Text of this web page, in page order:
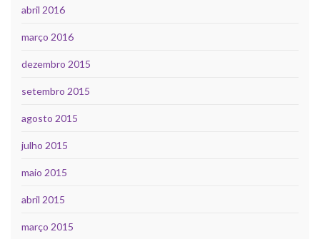
abril 2016
março 2016
dezembro 2015
setembro 2015
agosto 2015
julho 2015
maio 2015
abril 2015
março 2015